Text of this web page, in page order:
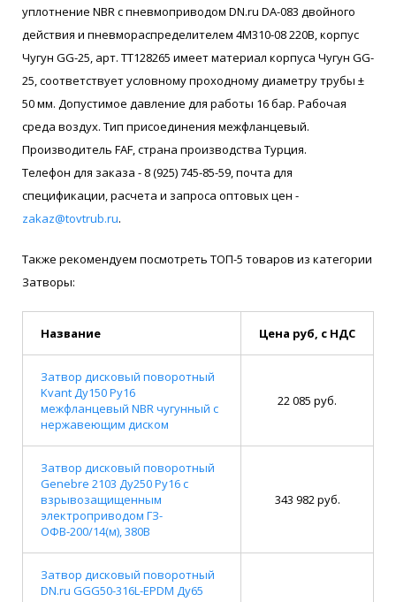
уплотнение NBR с пневмоприводом DN.ru DA-083 двойного
действия и пневмораспределителем 4M310-08 220В, корпус
Чугун GG-25, арт. ТТ128265 имеет материал корпуса Чугун GG-
25, соответствует условному проходному диаметру трубы ±
50 мм. Допустимое давление для работы 16 бар. Рабочая
среда воздух. Тип присоединения межфланцевый.
Производитель FAF, страна производства Турция.
Телефон для заказа - 8 (925) 745-85-59, почта для
спецификации, расчета и запроса оптовых цен -
zakaz@tovtrub.ru.
Также рекомендуем посмотреть ТОП-5 товаров из категории
Затворы:
Название Цена руб, с НДС
Затвор дисковый поворотный
Kvant Ду150 Ру16
межфланцевый NBR чугунный с
нержавеющим диском
22 085 руб.
Затвор дисковый поворотный
Genebre 2103 Ду250 Ру16 с
взрывозащищенным
электроприводом ГЗ-
ОФВ-200/14(м), 380В
343 982 руб.
Затвор дисковый поворотный
DN.ru GGG50-316L-EPDM Ду65